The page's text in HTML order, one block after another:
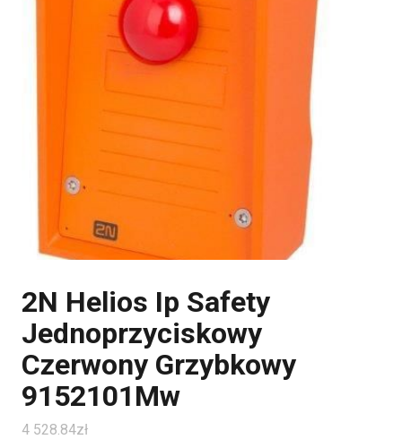
2N Helios Ip Safety
Jednoprzyciskowy
Czerwony Grzybkowy
9152101Mw
4 528.84zł